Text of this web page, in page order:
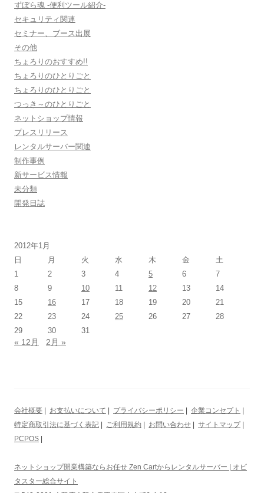
ずぼら魂 -便利ツール紹介-
セキュリティ関連
セミナー、ブース出展
その他
ちょろりのおすすめ!!
ちょろりのひとりごと
ちょろりのひとりごと
つっき～のひとりごと
ネットショップ情報
プレスリリース
レンタルサーバー関連
制作事例
新サービス情報
未分類
開発日誌
2012年1月
日
月 火 水 木 金
土
1
2 3 4 5 6
7
8
9 10 11 12 13
14
15
16 17 18 19 20
21
22
23 24 25 26 27
28
29
30 31
« 12月 2月 »
会社概要 お支払いについて プライバシーポリシー 企業コンセプト
特定商取引法に基づく表記
ご利用規約 お問い合わせ サイトマップ|
PCPOS
ネットショップ開業構築ならお任せ Zen Cartからレンタルサーバー | オビ
タスター総合サイト